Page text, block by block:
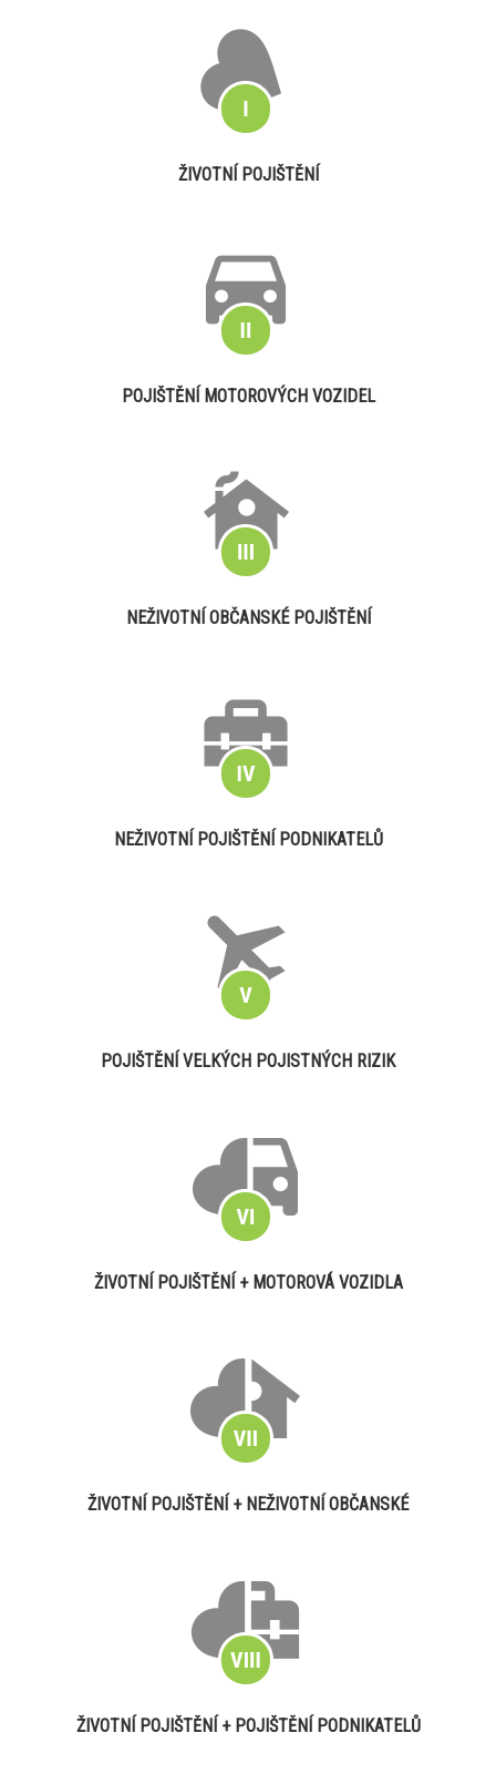
ŽIVOTNÍ POJIŠTĚNÍ
POJIŠTĚNÍ MOTOROVÝCH VOZIDEL
NEŽIVOTNÍ OBČANSKÉ POJIŠTĚNÍ
NEŽIVOTNÍ POJIŠTĚNÍ PODNIKATELŮ
POJIŠTĚNÍ VELKÝCH POJISTNÝCH RIZIK
ŽIVOTNÍ POJIŠTĚNÍ + MOTOROVÁ VOZIDLA
ŽIVOTNÍ POJIŠTĚNÍ + NEŽIVOTNÍ OBČANSKÉ
ŽIVOTNÍ POJIŠTĚNÍ + POJIŠTĚNÍ PODNIKATELŮ